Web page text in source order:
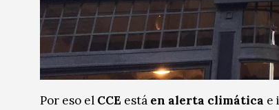
Por eso el CCE está en alerta climática e